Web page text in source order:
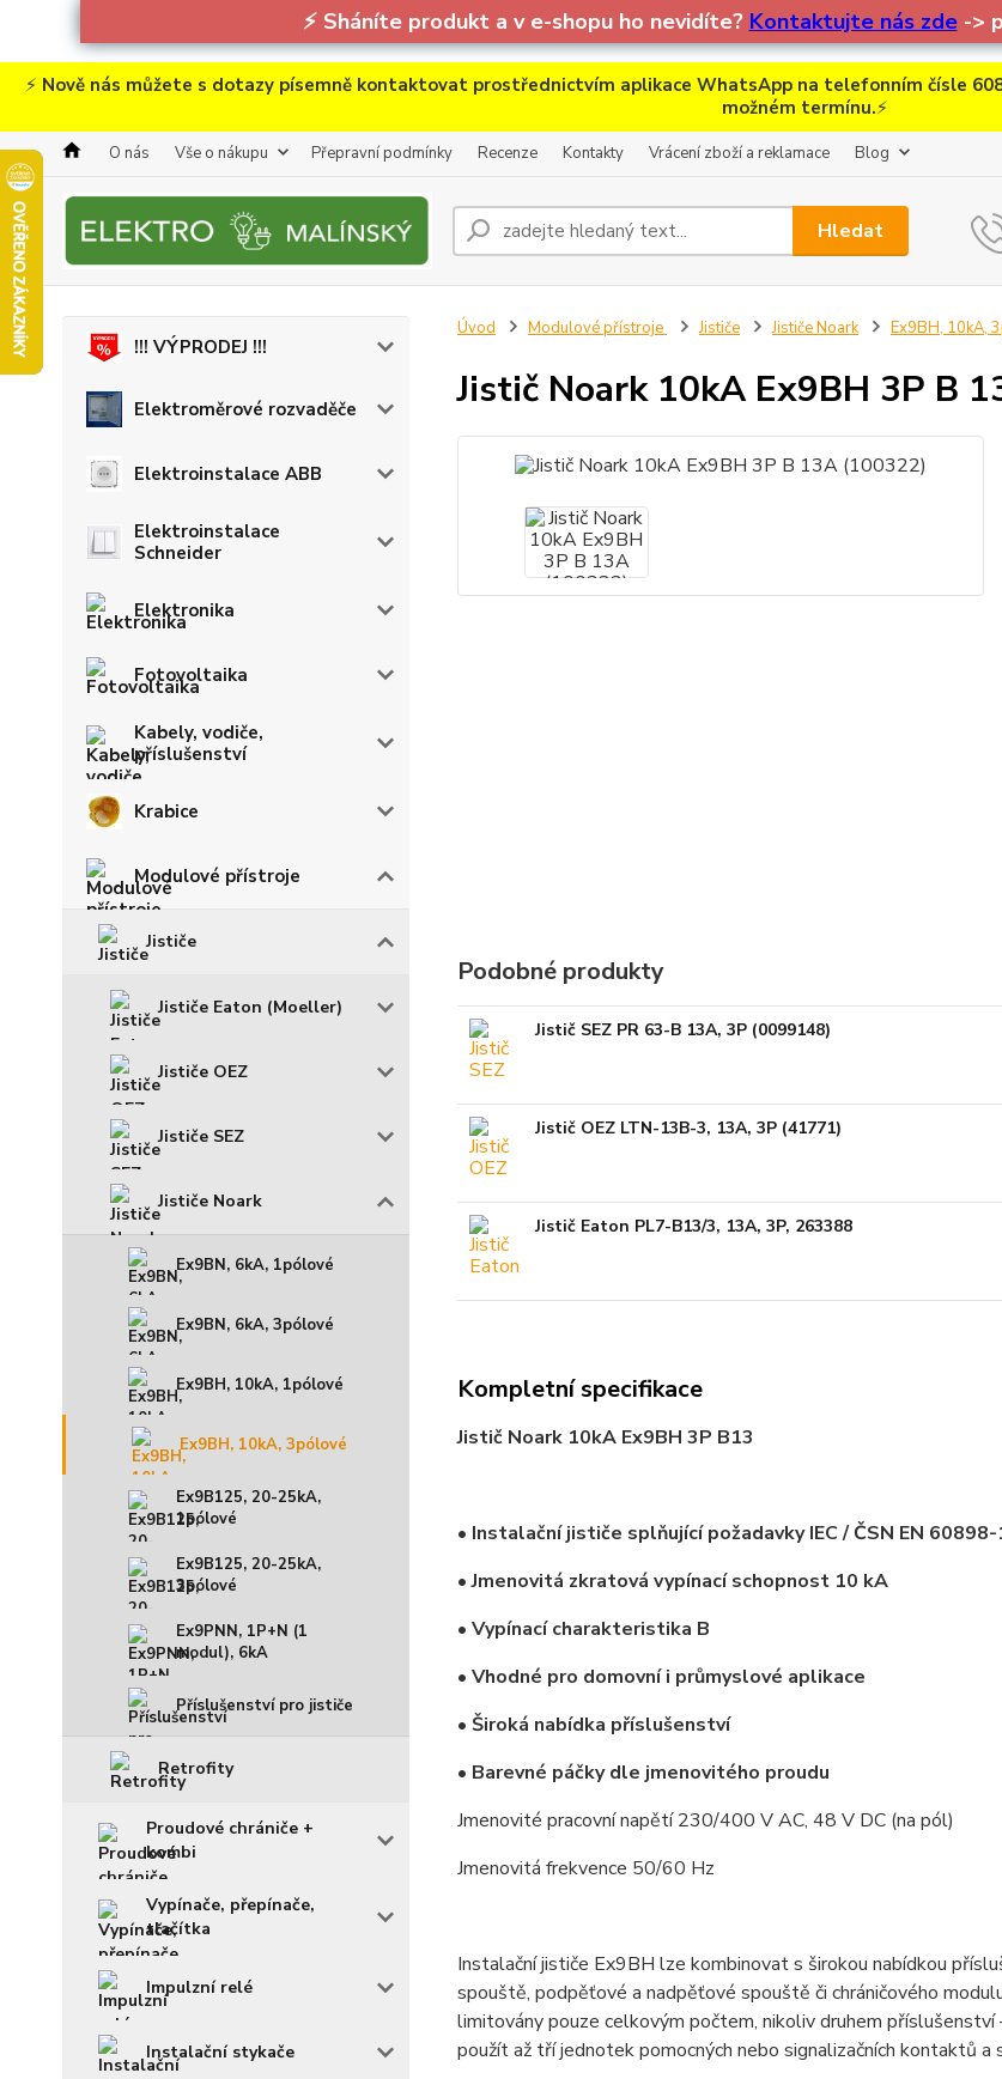
⚡ Sháníte produkt a v e-shopu ho nevidíte? Kontaktujte nás zde->
⚡ Nově nás můžete s dotazy písemně kontaktovat prostřednictvím aplikace WhatsApp na telefonním čísle
možném termínu.⚡
O nás Vše o nákupu Přepravní podmínky Recenze Kontakty Vrácení zboží a reklamace Blog
Hledat
!!! VÝPRODEJ !!!
Elektroměrové rozvaděče
Elektroinstalace ABB
Elektroinstalace
Schneider
Elektronika
Fotovoltaika
Kabely, vodiče,
příslušenství
Krabice
Modulové přístroje
Jističe
Jističe Eaton (Moeller)
Jističe OEZ
Jističe SEZ
Jističe Noark
Ex9BN, 6kA, 1pólové
Ex9BN, 6kA, 3pólové
Ex9BH, 10kA, 1pólové
Ex9BH, 10kA, 3pólové
Ex9B125, 20-25kA,
1pólové
Ex9B125, 20-25kA,
3pólové
Ex9PNN, 1P+N (1
modul), 6kA
Příslušenství pro jističe
Retrofity
Proudové chrániče +
kombi
Vypínače, přepínače,
tlačítka
Impulzní relé
Instalační stykače
Úvod Modulové přístroje Jističe Jističe Noark Ex9BH, 10kA,
Jistič Noark 10kA Ex9BH 3P B
Podobné produkty
Jistič SEZ PR 63-B 13A, 3P (0099148)
Jistič OEZ LTN-13B-3, 13A, 3P (41771)
Jistič Eaton PL7-B13/3, 13A, 3P, 263388
Kompletní specifikace
Jistič Noark 10kA Ex9BH 3P B13
• Instalační jističe splňující požadavky IEC / ČSN EN 60898-
• Jmenovitá zkratová vypínací schopnost 10 kA
• Vypínací charakteristika B
• Vhodné pro domovní i průmyslové aplikace
• Široká nabídka příslušenství
• Barevné páčky dle jmenovitého proudu
Jmenovité pracovní napětí 230/400 V AC, 48 V DC (na pól)
Jmenovitá frekvence 50/60 Hz
Instalační jističe Ex9BH lze kombinovat s širokou nabídkou
spouště, podpěťové a nadpěťové spouště či chráničového
limitovány pouze celkovým počtem, nikoliv druhem
použít až tří jednotek pomocných nebo signalizačních kontaktů a